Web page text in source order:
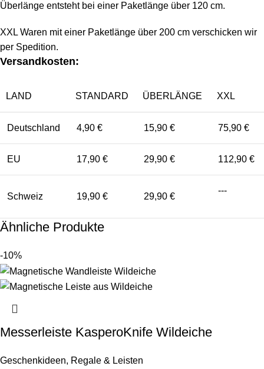
Überlänge entsteht bei einer Paketlänge über 120 cm.
XXL Waren mit einer Paketlänge über 200 cm verschicken wir
per Spedition.
Versandkosten:
LAND STANDARD ÜBERLÄNGE XXL
Deutschland 4,90 € 15,90 € 75,90 €
EU 17,90 € 29,90 € 112,90 €
Schweiz 19,90 € 29,90 €
---
Ähnliche Produkte
-10%
Messerleiste KasperoKnife Wildeiche
Geschenkideen, Regale & Leisten